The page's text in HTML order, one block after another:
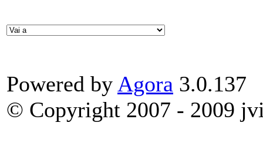
Powered by Agora 3.0.137
© Copyright 2007 - 2009